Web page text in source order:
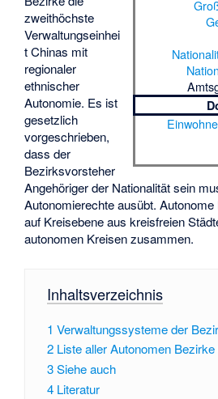
zweithöchste
Verwaltungseinhei
t Chinas mit
regionaler
ethnischer
Autonomie. Es ist
gesetzlich
vorgeschrieben,
dass der
Bezirksvorsteher
Angehöriger der Nationalität sein
Autonomierechte ausübt.
auf Kreisebene aus kreisfreien
autonomen Kreisen zusammen.
Inhaltsverzeichnis
1 Verwaltungssysteme der
2 Liste aller Autonomen
3Siehe auch
4 Literatur